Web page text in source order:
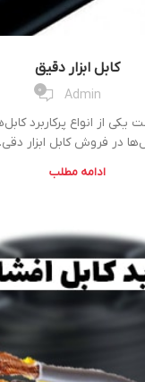
کابل ابزار دقیق
Admin
0
یکی از انواع پرکاربرد
در فروش کابل ابزار
ادامه مطلب